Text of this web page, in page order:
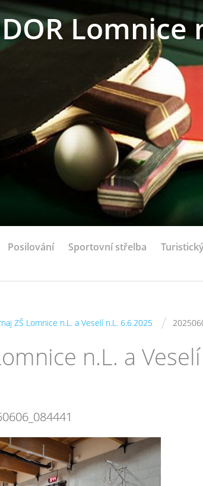
Posilování Sportovní střelba
ZŠ Lomnice n.L. a Veselí n.L. 6.6.2025 /
n.L. a